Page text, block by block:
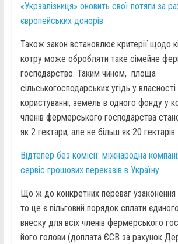
«Укрзалізниця» оновить свої потяги за
європейських донорів
Також закон встановлює критерії щодо
котру може обробляти таке сімейне
господарство. Таким чином, площа
сільськогосподарських угідь у
користуванні, земель в одного фонду у
членів фермерського господарства
як 2 гектари, але не більш як 20 гектарів.
Відтепер без комісії: міжнародна
сервіс грошових переказів в Україну
Що ж до конкретних переваг узаконення
то це є пільговий порядок сплати
внеску для всіх членів фермерського
його голови (доплата ЄСВ за рахунок